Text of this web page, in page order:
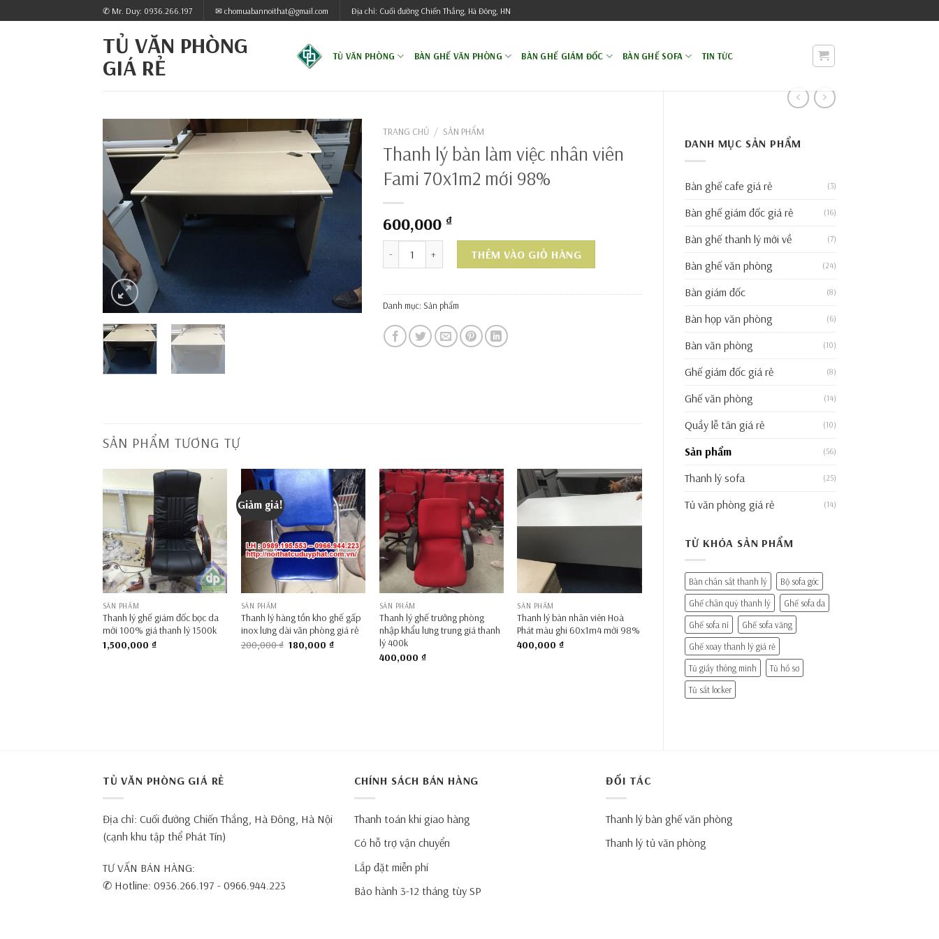
to
✆ Mr. Duy: 0936.266.197 ✉ chomuabannoithat@gmail.com Địa chỉ: Cuối đường Chiến Thắng, Hà Đông, HN
TỦ VĂN PHÒNG
GIÁ RẺ
TỦ VĂN PHÒNG BÀN GHẾ VĂN PHÒNG BÀN GHẾ GIÁM ĐỐC BÀN GHẾ SOFA TIN TỨC
DANH MỤC SẢN PHẨM
Bàn ghế cafe giá rẻ (3)
Bàn ghế giám đốc giá rẻ (16)
Bàn ghế thanh lý mới về (7)
Bàn ghế văn phòng (24)
Bàn giám đốc (8)
Bàn họp văn phòng (6)
Bàn văn phòng (10)
Ghế giám đốc giá rẻ (8)
Ghế văn phòng (14)
Quầy lễ tân giá rẻ (10)
Sản phẩm (56)
Thanh lý sofa (25)
Tủ văn phòng giá rẻ (14)
TỪ KHÓA SẢN PHẨM
Bàn chân sắt thanh lý
Bộ sofa góc
Ghế chân quỳ thanh lý
Ghế sofa da
Ghế sofa nỉ
Ghế sofa văng
Ghế xoay thanh lý giá rẻ
Tủ giầy thông minh
Tủ hồ sơ
Tủ sắt locker
TRANG CHỦ / SẢN PHẨM
Thanh lý bàn làm việc nhân viên
Fami 70x1m2 mới 98%
600,000 ₫
Thanh lý bàn làm việc nhân viên Fami 70x1m2 mới 98% số lượng
THÊM VÀO GIỎ HÀNG
Danh mục: Sản phẩm
SẢN PHẨM TƯƠNG TỰ
SẢN PHẨM
Thanh lý ghế giám đốc bọc da
mới 100% giá thanh lý 1500k
1,500,000 ₫
Giảm giá!
SẢN PHẨM
Thanh lý hàng tồn kho ghế gấp
inox lưng dài văn phòng giá rẻ
200,000₫ Giá
180,000 ₫Giá
SẢN PHẨM
Thanh lý ghế trưởng phòng
nhập khẩu lưng trung giá thanh
lý 400k
400,000 ₫
SẢN PHẨM
Thanh lý bàn nhân viên Hoà
Phát màu ghi 60x1m4 mới 98%
400,000₫
TỦ VĂN PHÒNG GIÁ RẺ
Địa chỉ: Cuối đường Chiến Thắng, Hà Đông, Hà Nội
(cạnh khu tập thể Phát Tín)
TƯ VẤN BÁN HÀNG:
✆ Hotline: 0936.266.197 - 0966.944.223
CHÍNH SÁCH BÁN HÀNG
Thanh toán khi giao hàng
Có hỗ trợ vận chuyển
Lắp đặt miễn phí
Bảo hành 3-12 tháng tùy SP
ĐỐI TÁC
Thanh lý bàn ghế văn phòng
Thanh lý tủ văn phòng